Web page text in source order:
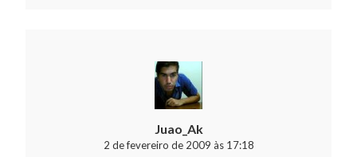
Juao_Ak
2 de fevereiro de 2009 às 17:18